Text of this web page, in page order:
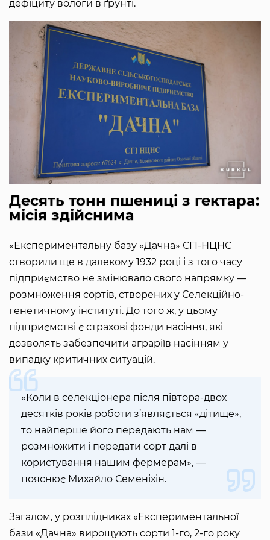
дефіциту вологи в ґрунті.
Десять тонн пшениці з гектара:
місія здійснима
«Експериментальну базу «Дачна» СГІ-НЦНС
створили ще в далекому 1932 році і з того часу
підприємство не змінювало свого напрямку —
розмноження сортів, створених у Селекційно-
генетичному інституті. До того ж, у цьому
підприємстві є страхові фонди насіння, які
дозволять забезпечити аграріїв насінням у
випадку критичних ситуацій.
«Коли в селекціонера після півтора-двох
десятків років роботи з’являється «дітище»,
то найперше його передають нам —
розмножити і передати сорт далі в
користування нашим фермерам», —
пояснює Михайло Семеніхін.
Загалом, у розплідниках «Експериментальної
бази «Дачна» вирощують сорти 1-го, 2-го року